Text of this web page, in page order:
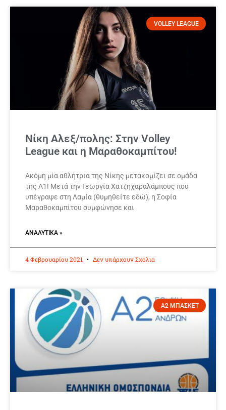
VOLLEY LEAGUE
Νίκη Αλεξ/πολης: Στην Volley
League και η Μαραθοκαμπίτου!
Ακόμη μία αθλήτρια της Νίκης μετακομίζει σε ομάδα
της Α1! Μετά την Γεωργία Χατζηχαραλάμπους που
υπέγραψε στη Λαμία (θυμηθείτε εδώ), η Σοφία
Μαραθοκαμπίτου συμφώνησε και
ΑΝΑΛΥΤΙΚΆ »
4 Φεβρουαρίου 2021 Δεν υπάρχουν Σχόλια
Α2 ΜΠΑΣΚΕΤ